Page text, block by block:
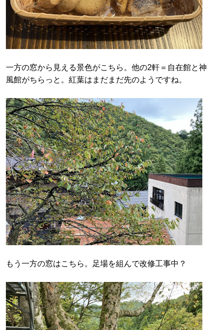
一方の窓から見える景色がこちら。他の2軒＝自在館と神
風館がちらっと。紅葉はまだまだ先のようですね。
もう一方の窓はこちら。足場を組んで改修工事中？